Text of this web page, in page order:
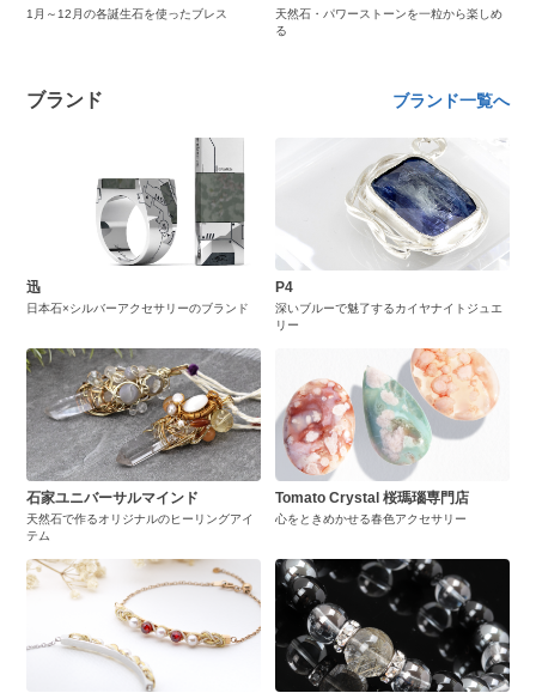
1月～12月の各誕生石を使ったブレス
天然石・パワーストーンを一粒から楽しめ
る
ブランド ブランド一覧へ
迅
日本石×シルバーアクセサリーのブランド
P4
深いブルーで魅了するカイヤナイトジュエ
リー
石家ユニバーサルマインド
天然石で作るオリジナルのヒーリングアイ
テム
Tomato Crystal 桜瑪瑙専門店
心をときめかせる春色アクセサリー